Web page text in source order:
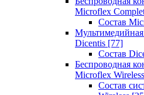
Microflex
Состав
Dicentis [77]
Состав
Беспроводная
Microflex Wireless
Состав